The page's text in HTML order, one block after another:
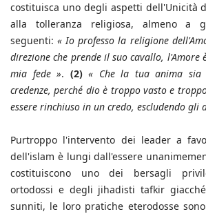
costituisca uno degli aspetti dell'Unicità
alla tolleranza religiosa, almeno a
seguenti:« Io professo la religione
direzione che prende il suo cavallo,
mia fede ». (2) « Che la tua anima sia
credenze, perché dio è troppo vasto e
essere rinchiuso in un credo, escludendo gli
Purtroppo l'intervento dei leader a
dell'islam è lungi dall'essere
costituiscono uno dei bersagli
ortodossi e degli jihadisti tafkir
sunniti, le loro pratiche eterodosse